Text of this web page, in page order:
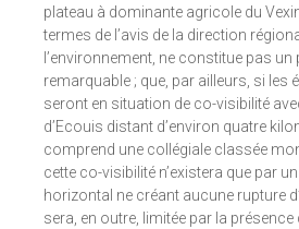
plateau à dominante agricole du
termes de l’avis de la direction
l’environnement, ne constitue pas un
remarquable ; que, par ailleurs, si les
seront en situation de co-visibilité
d’Ecouis distant d’environ quatre
comprend une collégiale classée
cette co-visibilité n’existera que par
horizontal ne créant aucune rupture
sera, en outre, limitée par la